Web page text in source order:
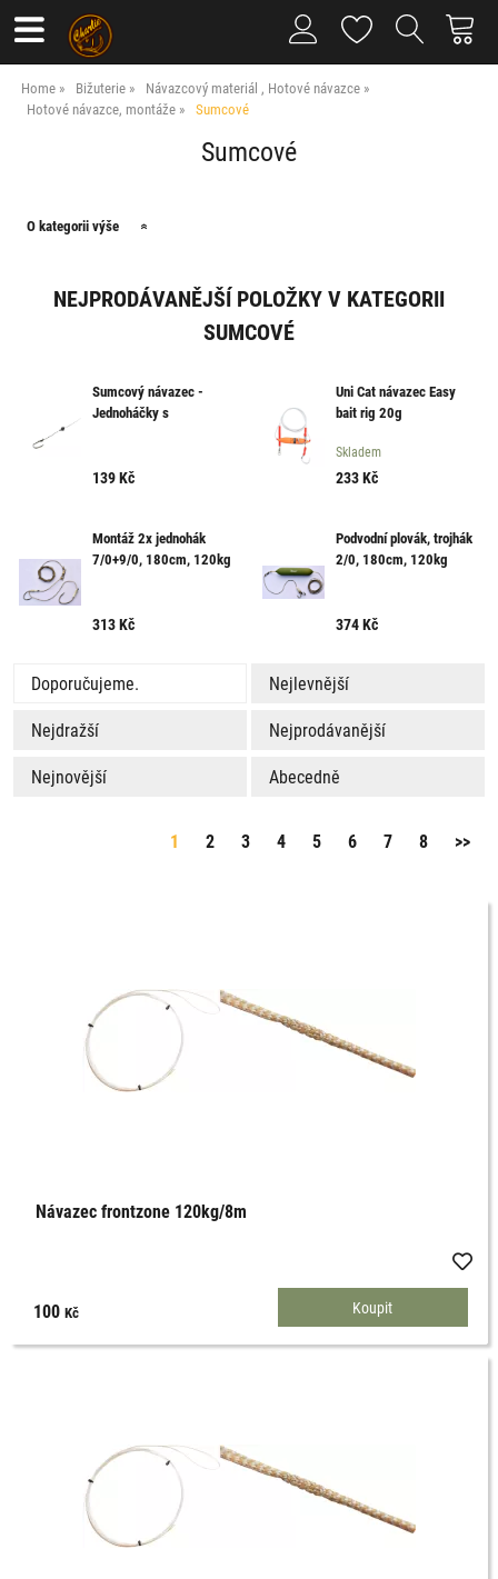
Home Bižuterie
Návazcový materiál , Hotové návazce
Hotové návazce, montáže
Sumcové
Sumcové
O kategorii výše
NEJPRODÁVANĚJŠÍ POLOŽKY V KATEGORII
SUMCOVÉ
Sumcový návazec -
Jednoháčky s
139Kč
Uni Cat návazec Easy
bait rig 20g
Skladem
233Kč
Montáž 2x jednohák
7/0+9/0, 180cm, 120kg
313Kč
Podvodní plovák, trojhák
2/0, 180cm, 120kg
374Kč
Doporučujeme.
Nejlevnější
Nejdražší
Nejprodávanější
Nejnovější
Abecedně
1 2 3 4 5 6 7 8 >>
Návazec frontzone 120kg/8m
100Kč